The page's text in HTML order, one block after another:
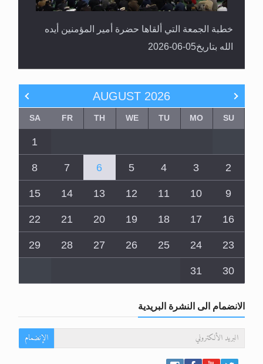
خطبة الجمعة التي ألقاها حضرة أمير المؤمنين أيده
الله بتاريخ05-06-2026
AUGUST 2026
SU
MO
TU
WE
TH
FR
SA
1
2
3
4
5
6
7
8
9
10
11
12
13
14
15
16
17
18
19
20
21
22
23
24
25
26
27
28
29
30
31
الانضمام الى النشرة البريدية
الإنضمام